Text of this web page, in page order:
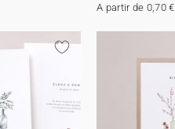
A partir de 0,70 €